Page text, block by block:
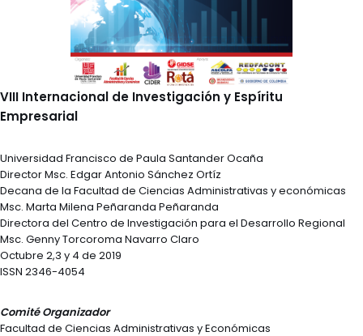
VIII Internacional de Investigación y Espíritu
Empresarial
Universidad Francisco de Paula Santander Ocaña
Director Msc. Edgar Antonio Sánchez Ortíz
Decana de la Facultad de Ciencias Administrativas y económicas
Msc. Marta Milena Peñaranda Peñaranda
Directora del Centro de Investigación para el Desarrollo Regional
Msc. Genny Torcoroma Navarro Claro
Octubre 2,3 y 4 de 2019
ISSN 2346-4054
Comité Organizador
Facultad de Ciencias Administrativas y Económicas